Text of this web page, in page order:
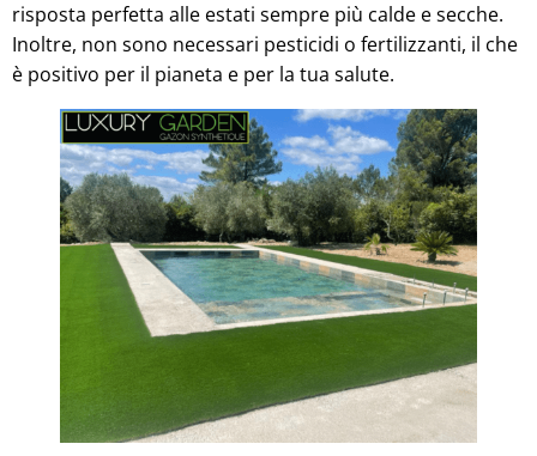
risposta perfetta alle estati sempre più calde e secche.
Inoltre, non sono necessari pesticidi o fertilizzanti, il che
è positivo per il pianeta e per la tua salute.